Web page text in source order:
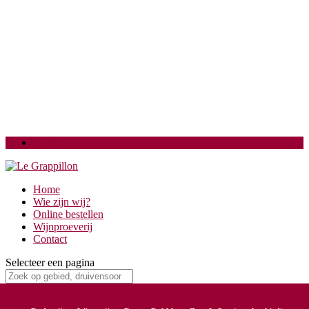
Home
Wie zijn wij?
Online bestellen
Wijnproeverij
Contact
Selecteer een pagina